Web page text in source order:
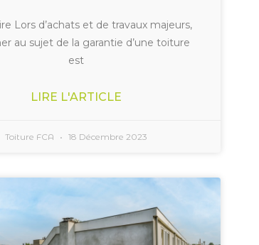
Lors d’achats et de travaux majeurs,
au sujet de la garantie d’une toiture
est
LIRE L'ARTICLE
Toiture FCA 18 Décembre 2023